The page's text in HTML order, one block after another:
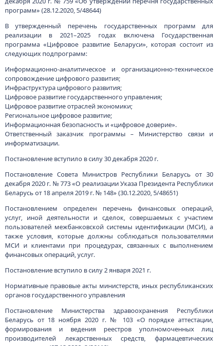
Постановление Совета Министров Республики Беларусь от 30
декабря 2020 г. № 773 «О реализации Указа Президента Республики
Беларусь от 18 апреля 2019 г. № 148» (30.12.2020, 5/48651)
Постановлением определен перечень финансовых операций,
услуг, иной деятельности и сделок, совершаемых с участием
пользователей межбанковской системы идентификации (МСИ), а
также условия, которые должны соблюдаться пользователями
МСИ и клиентами при процедурах, связанных с выполнением
финансовых операций, услуг.
Постановление вступило в силу 2 января 2021 г.
Нормативные правовые акты министерств, иных республиканских
органов государственного управления
Беларусь от 18 ноября 2020 г. № 103 «О порядке аттестации,
формирования и ведения реестров уполномоченных лиц
производителей лекарственных средств, фармацевтических
инспекторов» (07.12.2020, 8/36110)
Постановлением утверждены Инструкция о порядке
формирования и ведения реестра уполномоченных лиц
производителей лекарственных средств Республики Беларусь и
Инструкция о порядке формирования и ведения реестра
фармацевтических инспекторов Республики Беларусь.
Реестр представляет собой информационный ресурс, который
ведется в форме электронной базы данных, защищенной с
помощью специализированного программного обеспечения от
повреждения и несанкционированного доступа, содержит
сведения об уполномоченных лицах производителей
здравоохранения на базе республиканского унитарного
предприятия «Центр экспертиз и испытаний в здравоохранении».
Постановление вступило в силу 10 декабря 2020 г.